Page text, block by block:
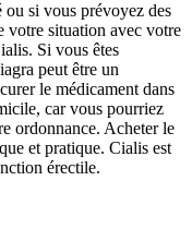
ou si vous prévoyez des
votre situation avec votre
Si vous êtes
peut être un
le médicament dans
car vous pourriez
ordonnance. Acheter le
et pratique. Cialis est
érectile.